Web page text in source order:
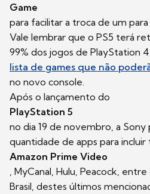
Game
para facilitar a troca de um
Vale lembrar que o PS5 terá
99% dos jogos de PlayStation
lista de games que não
no novo console.
Após o lançamento do
PlayStation 5
no dia 19 de novembro, a
quantidade de apps para
Amazon Prime Video
, MyCanal, Hulu, Peacock,
Brasil, destes últimos